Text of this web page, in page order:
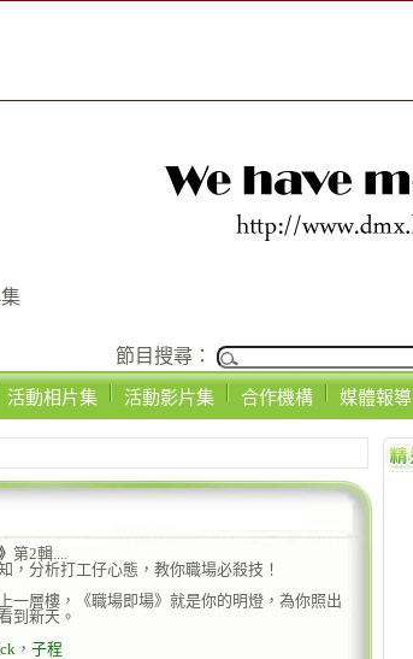
節目搜尋：
活動相片集 活動影片集 合作機構 媒體報導
第2輯....
，分析打工仔心態，教你職場必殺技！
一層樓，《職場即場》就是你的明燈，為你照出
到新天。
， 子程